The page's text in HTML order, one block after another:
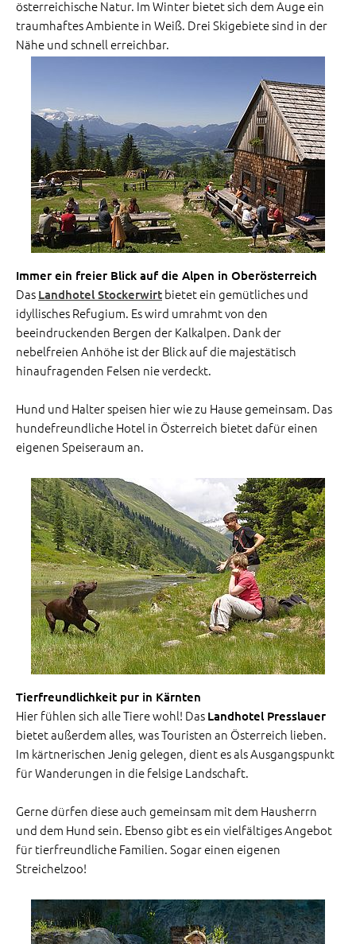
österreichische Natur. Im Winter bietet sich dem Auge ein
traumhaftes Ambiente in Weiß. Drei Skigebiete sind in der
Nähe und schnell erreichbar.
Immer ein freier Blick auf die Alpen in Oberösterreich
Das Landhotel Stockerwirt bietet ein gemütliches und
idyllisches Refugium. Es wird umrahmt von den
beeindruckenden Bergen der Kalkalpen. Dank der
nebelfreien Anhöhe ist der Blick auf die majestätisch
hinaufragenden Felsen nie verdeckt.
Hund und Halter speisen hier wie zu Hause gemeinsam. Das
hundefreundliche Hotel in Österreich bietet dafür einen
eigenen Speiseraum an.
Tierfreundlichkeit pur in Kärnten
Hier fühlen sich alle Tiere wohl! Das Landhotel Presslauer
bietet außerdem alles, was Touristen an Österreich lieben.
Im kärtnerischen Jenig gelegen, dient es als Ausgangspunkt
für Wanderungen in die felsige Landschaft.
Gerne dürfen diese auch gemeinsam mit dem Hausherrn
und dem Hund sein. Ebenso gibt es ein vielfältiges Angebot
für tierfreundliche Familien. Sogar einen eigenen
Streichelzoo!